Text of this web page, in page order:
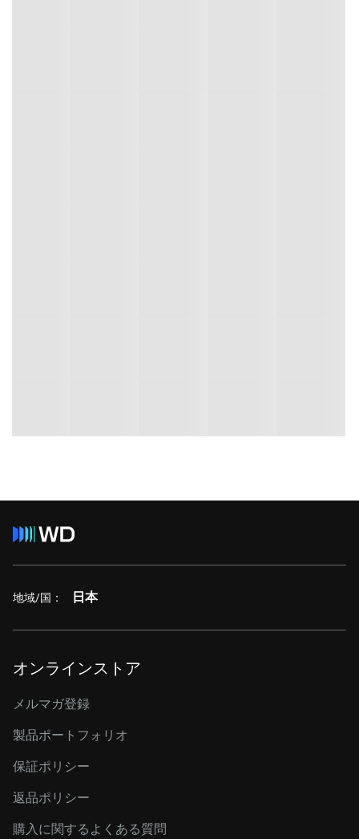
地域/国： 日本
オンラインストア
メルマガ登録
製品ポートフォリオ
保証ポリシー
返品ポリシー
購入に関するよくある質問